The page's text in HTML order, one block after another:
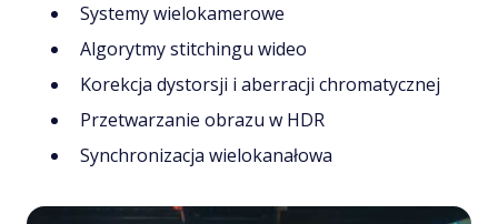
Systemy wielokamerowe
Algorytmy stitchingu wideo
Korekcja dystorsji i aberracji chromatycznej
Przetwarzanie obrazu w HDR
Synchronizacja wielokanałowa